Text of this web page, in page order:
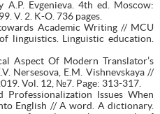
A.P. Evgenieva. 4th ed. Moscow:
V. 2. K-O. 736 pages.
Academic Writing // MCU
linguistics. Linguistic education.
Aspect Of Modern Translator’s
Nersesova, E.M. Vishnevskaya //
Vol. 12, №7. Page: 313-317.
Professionalization Issues When
English // A word. A dictionary.